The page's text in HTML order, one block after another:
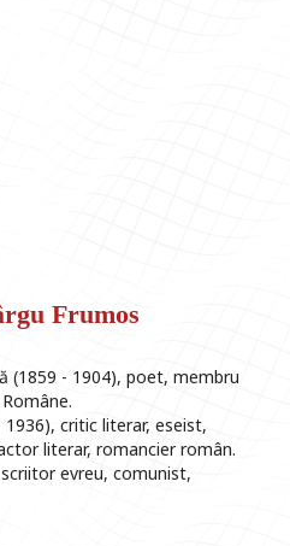
Frumos
(1859 - 1904), poet, membru
critic literar, eseist,
literar, romancier român.
evreu, comunist,